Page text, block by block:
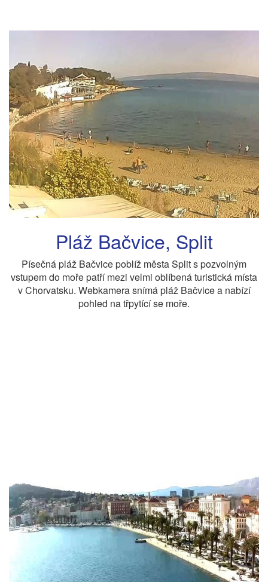
Pláž Bačvice, Split
Písečná pláž Bačvice poblíž města Split s pozvolným
vstupem do moře patří mezi velmi oblíbená turistická místa
v Chorvatsku. Webkamera snímá pláž Bačvice a nabízí
pohled na třpytící se moře.